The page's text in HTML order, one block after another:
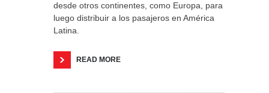
desde otros continentes, como Europa, para
luego distribuir a los pasajeros en América
Latina.
READ MORE